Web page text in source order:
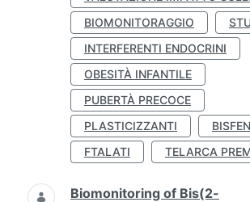
BIOMONITORAGGIO
INTERFERENTI ENDOCRINI
OBESITÀ INFANTILE
PUBERTÀ PRECOCE
PLASTICIZZANTI
FTALATI
TELARCA
Biomonitoring of Bis(2-